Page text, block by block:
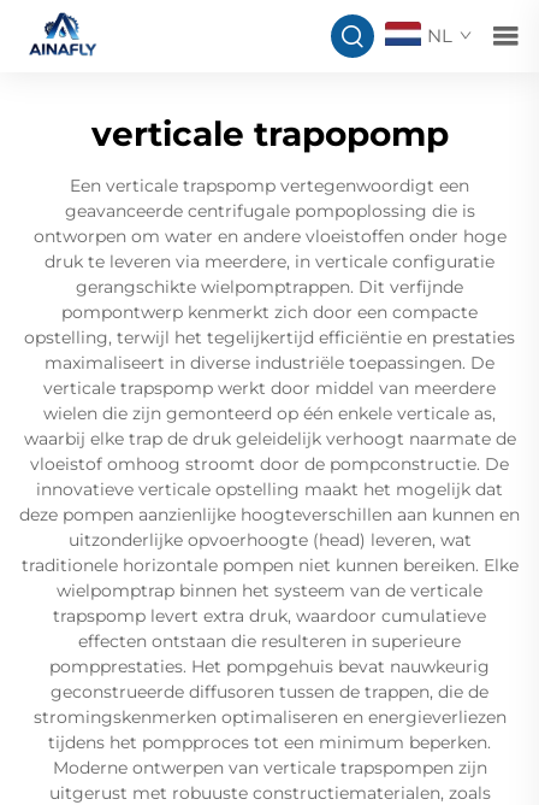
NL
verticale trapopomp
Een verticale trapspomp vertegenwoordigt een
geavanceerde centrifugale pompoplossing die is
ontworpen om water en andere vloeistoffen onder hoge
druk te leveren via meerdere, in verticale configuratie
gerangschikte wielpomptrappen. Dit verfijnde
pompontwerp kenmerkt zich door een compacte
opstelling, terwijl het tegelijkertijd efficiëntie en prestaties
maximaliseert in diverse industriële toepassingen. De
verticale trapspomp werkt door middel van meerdere
wielen die zijn gemonteerd op één enkele verticale as,
waarbij elke trap de druk geleidelijk verhoogt naarmate de
vloeistof omhoog stroomt door de pompconstructie. De
innovatieve verticale opstelling maakt het mogelijk dat
deze pompen aanzienlijke hoogteverschillen aan kunnen en
uitzonderlijke opvoerhoogte (head) leveren, wat
traditionele horizontale pompen niet kunnen bereiken. Elke
wielpomptrap binnen het systeem van de verticale
trapspomp levert extra druk, waardoor cumulatieve
effecten ontstaan die resulteren in superieure
pompprestaties. Het pompgehuis bevat nauwkeurig
geconstrueerde diffusoren tussen de trappen, die de
stromingskenmerken optimaliseren en energieverliezen
tijdens het pompproces tot een minimum beperken.
Moderne ontwerpen van verticale trapspompen zijn
uitgerust met robuuste constructiematerialen, zoals